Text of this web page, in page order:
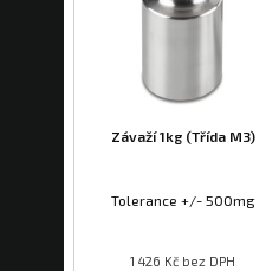
Závaží 1kg (Třída M3)
Tolerance +/- 500mg
1 426 Kč bez DPH